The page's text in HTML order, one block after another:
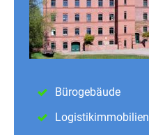
Bürogebäude
Logistikimmobilien